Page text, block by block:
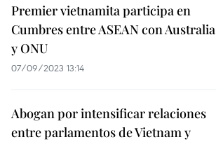
Premier vietnamita participa en
Cumbres entre ASEAN con Australia
y ONU
07/09/2023 13:14
Abogan por intensificar relaciones
entre parlamentos de Vietnam y